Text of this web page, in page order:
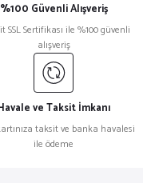
%100 Güvenli Alışveriş
SSL Sertifikası ile %100 güvenli
alışveriş
ve Taksit İmkanı
taksit ve banka havalesi
ile ödeme